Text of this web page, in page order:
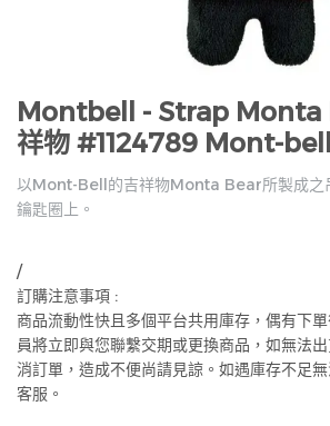
Montbell - Strap Monta
祥物 #1124789 Mont-bell
以Mont-Bell的吉祥物Monta Bear所製成之
鑰匙圈上。
/
訂購注意事項 :
商品流動性快且多個平台共用庫存，偶有下
員將立即與您聯繫交期或更換商品，如無法
消訂單，造成不便尚請見諒。如遇庫存不足
客服。